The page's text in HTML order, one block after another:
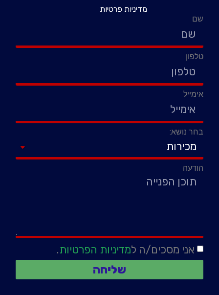
מדיניות פרטיות
שם
טלפון
אימייל
בחר נושא:
הודעה
אני מסכים/ה למדיניות הפרטיות.
שליחה